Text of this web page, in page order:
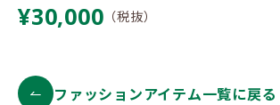
¥30,000 （税抜）
ファッションアイテム一覧に戻る